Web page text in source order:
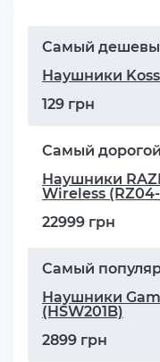
Самый
Наушники
129 грн
Самый
Наушники
Wireless (RZ04-
22999 грн
Самый
Наушники
(HSW201B)
2899 грн